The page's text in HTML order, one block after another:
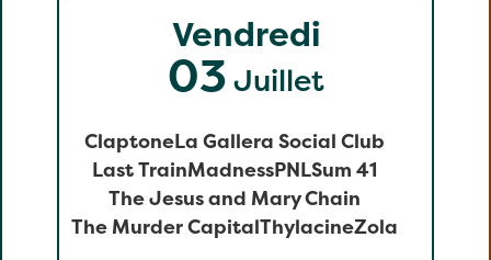
Vendredi
03Juillet
ClaptoneLa Gallera Social Club
Last TrainMadnessPNLSum 41
The Jesus and Mary Chain
The Murder CapitalThylacineZola